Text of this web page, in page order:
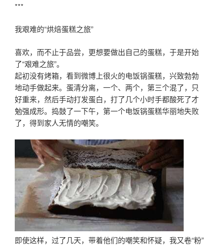
***
我艰难的“烘焙蛋糕之旅”
喜欢，而不止于品尝，更想要做出自己的蛋糕，于是开始
了“艰难之旅”。
起初没有烤箱，看到微博上很火的电饭锅蛋糕，兴致勃勃
地动手做起来。蛋清分离，一个、两个，第三个混了，只
好重来，然后手动打发蛋白，打了几个小时手都酸死了才
勉强成形。捣鼓了一下午，第一个电饭锅蛋糕华丽地失败
了，得到家人无情的嘲笑。
即使这样，过了几天，带着他们的嘲笑和怀疑，我又卷“粉”